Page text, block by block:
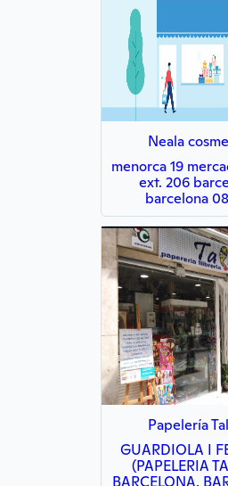
Neala
menorca 19
ext. 206
barcelona
Papelería
GUARDIOLA I
(PAPELERIA
BARCELONA,